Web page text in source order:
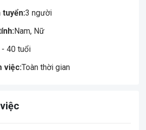
tuyển:3 người
Nam, Nữ
40 tuổi
việc:Toàn thời gian